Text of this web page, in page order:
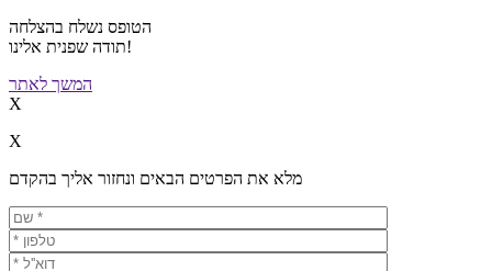
הטופס נשלח בהצלחה
תודה שפנית אלינו!
המשך לאתר
X
X
מלא את הפרטים הבאים ונחזור אליך בהקדם